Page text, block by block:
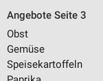
Angebote Seite 3
Obst
Gemüse
Speisekartoffeln